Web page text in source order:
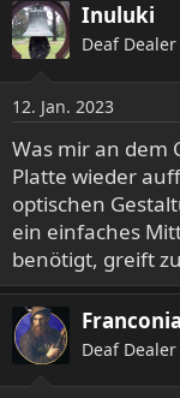
Inuluki
Deaf Dealer
12. Jan. 2023
Was mir an dem
Platte wieder
optischen
ein einfaches
benötigt, greift
Deaf Dealer